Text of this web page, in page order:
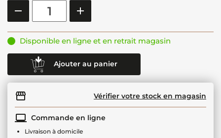
Disponible en ligne et en retrait magasin
Ajouter au panier
Vérifier votre stock en magasin
Commande en ligne
Livraison à domicile